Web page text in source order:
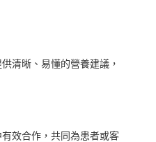
清晰、易懂的營養建議，
效合作，共同為患者或客